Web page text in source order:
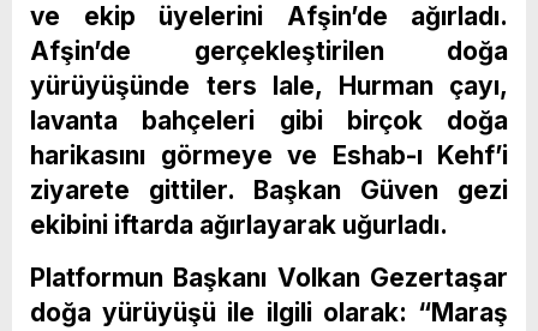
ve ekip üyelerini Afşin’de ağırladı.
Afşin’de gerçekleştirilen doğa
yürüyüşünde ters lale, Hurman çayı,
lavanta bahçeleri gibi birçok doğa
harikasını görmeye ve Eshab-ı Kehf’i
ziyarete gittiler. Başkan Güven gezi
ekibini iftarda ağırlayarak uğurladı.
Platformun Başkanı Volkan Gezertaşar
doğa yürüyüşü ile ilgili olarak: “Maraş